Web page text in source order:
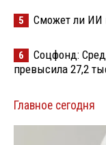
5 Сможет ли ИИ
6
Соцфонд:
превысила 27,2
Главное сегодня